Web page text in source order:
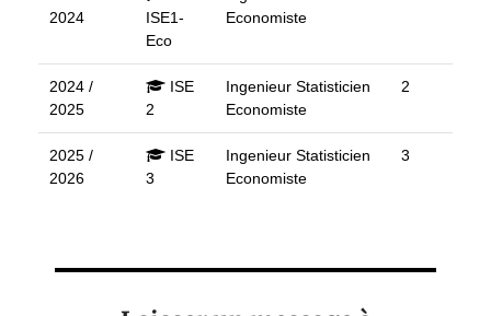
2024
ISE1-
Eco
Economiste
2024 /
2025
ISE
2
Ingenieur Statisticien
Economiste
2
2025 /
2026
ISE
3
Ingenieur Statisticien
Economiste
3